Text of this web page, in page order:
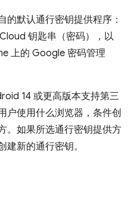
的默认通行密钥提供程序：
钥匙串（密码），以
上的 Google 密码管理
14 或更高版本支持第三
户使用什么浏览器，条件创
。如果所选通行密钥提供方
新的通行密钥。